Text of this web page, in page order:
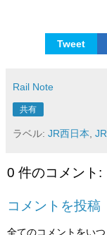
Tweet
Rail Note
共有
ラベル: JR西日本,
0 件のコメント:
コメントを投稿
全てのコメントをいつ